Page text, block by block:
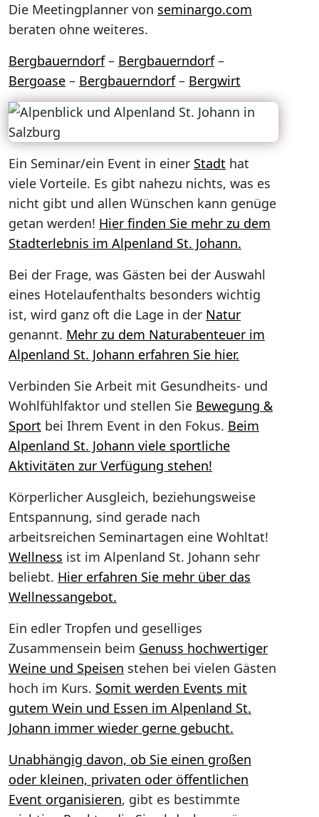
Die Meetingplanner von seminargo.com
beraten ohne weiteres.
Bergbauerndorf– Bergbauerndorf–
Bergoase – Bergbauerndorf– Bergwirt
Ein Seminar/ein Event in einer Stadt hat
viele Vorteile. Es gibt nahezu nichts, was es
nicht gibt und allen Wünschen kann genüge
getan werden! Hier finden Sie mehr zu dem
Stadterlebnis im Alpenland St. Johann.
Bei der Frage, was Gästen bei der Auswahl
eines Hotelaufenthalts besonders wichtig
ist, wird ganz oft die Lage in der Natur
genannt. Mehr zu dem Naturabenteuer im
Alpenland St. Johann erfahren Sie hier.
Verbinden Sie Arbeit mit Gesundheits- und
Wohlfühlfaktor und stellen Sie Bewegung &
Sport bei Ihrem Event in den Fokus. Beim
Alpenland St. Johann viele sportliche
Aktivitäten zur Verfügung stehen!
Körperlicher Ausgleich, beziehungsweise
Entspannung, sind gerade nach
arbeitsreichen Seminartagen eine Wohltat!
Wellness ist im Alpenland St. Johann sehr
beliebt. Hier erfahren Sie mehr über das
Wellnessangebot.
Ein edler Tropfen und geselliges
Zusammensein beim Genuss hochwertiger
Weine und Speisen stehen bei vielen Gästen
hoch im Kurs. Somit werden Events mit
gutem Wein und Essen im Alpenland St.
Johann immer wieder gerne gebucht.
Unabhängig davon, ob Sie einen großen
oder kleinen, privaten oder öffentlichen
Event organisieren, gibt es bestimmte